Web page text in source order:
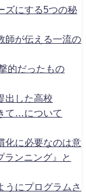
ズにする5つの秘
師が伝える一流の
的だったもの
出した高校
て…について
化に必要なのは意
ランニング』と
うにプログラムさ